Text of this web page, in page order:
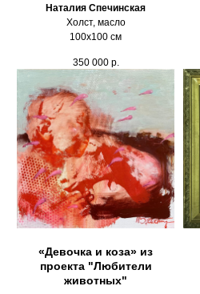
Наталия Спечинская
Холст, масло
100х100 см
350 000 р.
«Девочка и коза» из
проекта "Любители
животных"